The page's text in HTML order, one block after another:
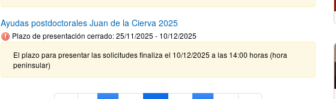
Ayudas postdoctorales Juan de la Cierva 2025
Plazo de presentación cerrado: 25/11/2025 - 10/12/2025
El plazo para presentar las solicitudes finaliza el 10/12/2025 a las 14:00 horas (hora
peninsular)